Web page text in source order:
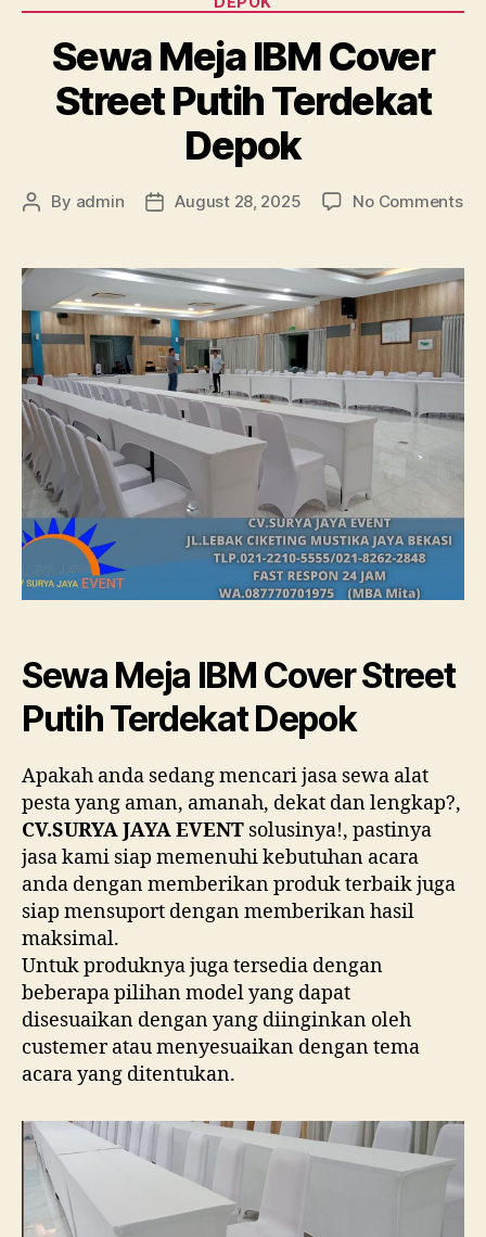
Sewa Meja IBM Cover
Street Putih Terdekat
Depok
Post
By admin
PostAugust 28, 2025 No Commentson
Sewa Meja IBM Cover Street
Putih Terdekat Depok
Apakah anda sedang mencari jasa sewa alat
pesta yang aman, amanah, dekat dan lengkap?,
CV.SURYA JAYA EVENT solusinya!, pastinya
jasa kami siap memenuhi kebutuhan acara
anda dengan memberikan produk terbaik juga
siap mensuport dengan memberikan hasil
maksimal.
Untuk produknya juga tersedia dengan
beberapa pilihan model yang dapat
disesuaikan dengan yang diinginkan oleh
custemer atau menyesuaikan dengan tema
acara yang ditentukan.